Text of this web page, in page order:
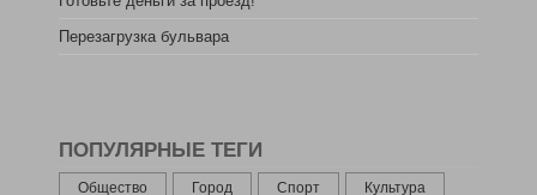
Перезагрузка бульвара
ПОПУЛЯРНЫЕ ТЕГИ
Общество Город Спорт Культура